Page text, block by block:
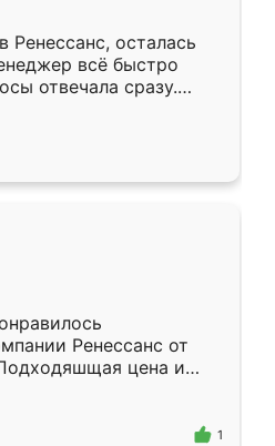
только здесь.
Ренессанс, осталась
всё быстро
отвечала сразу.
субботу, подошёл к
Собрали
аккуратно, даже
Ренессанс от
цена и
Приехавший
Владислав
эскизу самый
1